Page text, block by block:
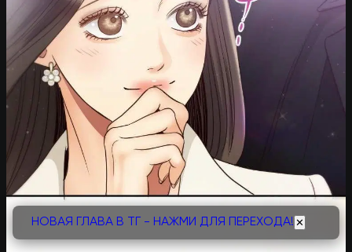
НОВАЯ ГЛАВА В ТГ - НАЖМИ ДЛЯ ПЕРЕХОДА! ✕